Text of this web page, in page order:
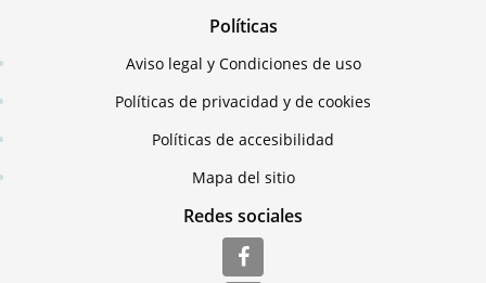
Políticas
Aviso legal y Condiciones de uso
Políticas de privacidad y de cookies
Políticas de accesibilidad
Mapa del sitio
Redes sociales